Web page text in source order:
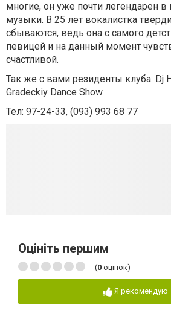
многие, он уже почти легендарен
музыки. В 25 лет вокалистка
сбываются, ведь она с самого
певицей и на данный момент
счастливой.
Так же с вами резиденты клуба: Dj
Gradeckiy Dance Show
Тел: 97-24-33, (093) 993 68 77
Оцініть першим
(0 оцінок)
Я рекомендую